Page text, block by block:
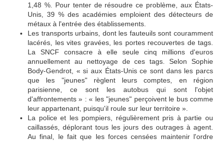
1,48 %. Pour tenter de résoudre ce problème, aux États-
Unis, 39 % des académies emploient des détecteurs de
métaux à l'entrée des établissements.
Les transports urbains, dont les fauteuils sont couramment
lacérés, les vites gravées, les portes recouvertes de tags.
La SNCF consacre à elle seule cinq millions d'euros
annuellement au nettoyage de ces tags. Selon Sophie
Body-Gendrot, « si aux États-Unis ce sont dans les parcs
que les "jeunes" règlent leurs comptes, en région
parisienne, ce sont les autobus qui sont l'objet
d'affrontements » : « les "jeunes" perçoivent le bus comme
leur appartenant, puisqu'il roule sur leur territoire ».
La police et les pompiers, régulièrement pris à partie ou
caillassés, déplorant tous les jours des outrages à agent.
Au final, le fait que les forces censées maintenir l'ordre